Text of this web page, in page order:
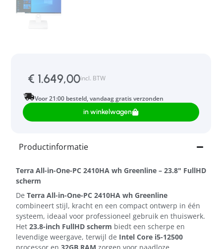
€ 1.649,00incl. BTW
Voor 21:00 besteld, vandaag gratis verzonden
in winkelwagen
Productinformatie
Terra All-in-One-PC 2410HA wh Greenline – 23.8" FullHD
scherm
De Terra All-in-One-PC 2410HA wh Greenline
combineert stijl, kracht en een compact ontwerp in één
systeem, ideaal voor professioneel gebruik en thuiswerk.
Het 23.8-inch FullHD scherm biedt een scherpe en
levendige weergave, terwijl de Intel Core i5-12500